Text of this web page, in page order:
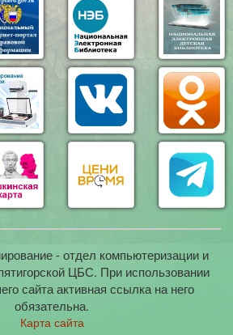
- отдел компьютеризации и
ЦБС. При использовании
сайта активная ссылка на него
обязательна.
Карта сайта